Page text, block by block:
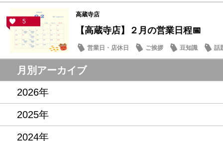
5
高蔵寺店
【高蔵寺店】２月の営業日程📅
営業日・店休日 ご挨拶 豆知識 話
月別アーカイブ
2026年
2025年
2024年